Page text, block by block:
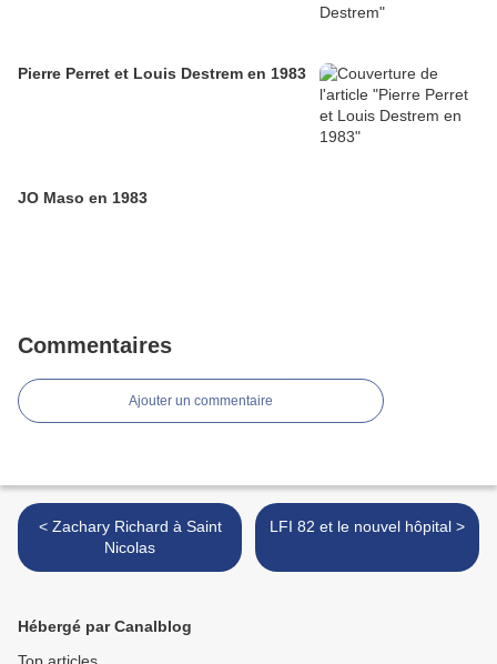
Pierre Perret et Louis Destrem en 1983
JO Maso en 1983
Commentaires
Ajouter un commentaire
< Zachary Richard à Saint
Nicolas
LFI 82 et le nouvel hôpital >
Hébergé par Canalblog